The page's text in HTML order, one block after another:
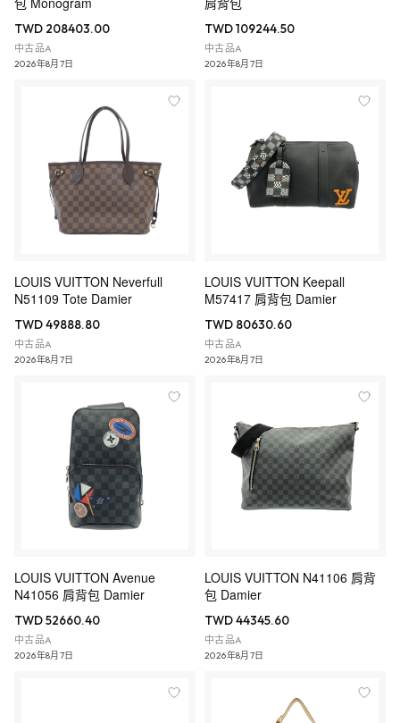
TWD 208403.00
中古品A
2026年8月7日
TWD 109244.50
中古品A
2026年8月7日
LOUIS VUITTON Neverfull
N51109 Tote Damier
TWD 49888.80
中古品A
2026年8月7日
LOUIS VUITTON Keepall
M57417 肩背包 Damier
TWD 80630.60
中古品A
2026年8月7日
LOUIS VUITTON Avenue
N41056 肩背包 Damier
TWD 52660.40
中古品A
2026年8月7日
LOUIS VUITTON N41106 肩背
包 Damier
TWD 44345.60
中古品A
2026年8月7日